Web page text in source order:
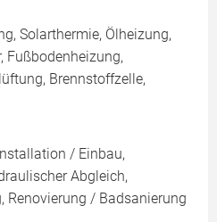
Solarthermie, Ölheizung,
Fußbodenheizung,
Brennstoffzelle,
/ Einbau,
Abgleich,
Renovierung / Badsanierung